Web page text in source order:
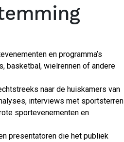
en programma’s
basketbal, wielrennen of andere
naar de huiskamers van
interviews met sportsterren
sportevenementen en
presentatoren die het publiek